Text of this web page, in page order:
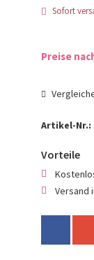
Sofort
Preise
Artikel-Nr.:
Vorteile
Versand